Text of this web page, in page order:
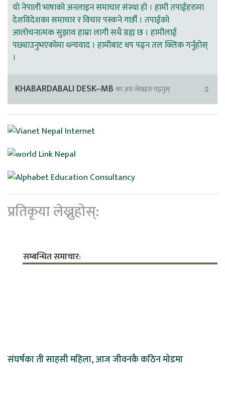
यो नेपाली भाषाको अनलाइन समाचार संस्था हो । हामी तपाईहरुमा
देशविदेशका समाचार र विचार पस्कने गर्छौ । तपाईको
आलोचनात्मक सुझाव हाम्रा लागी सधै ग्रह्य छ । हामीलाई
पछ्याउनुभएकोमा धन्यवाद । हामीबाट थप पढ्न तल क्लिक गर्नुहोस्
।
KHABARDABALI DESK–MB का अरु लेखहरु पढ्नुस्
प्रतिकृया लेख्नुहोस्:
सम्बन्धित समाचार:
संघर्षका ती साहसी महिला, आज जीवनकै कठिन मोडमा